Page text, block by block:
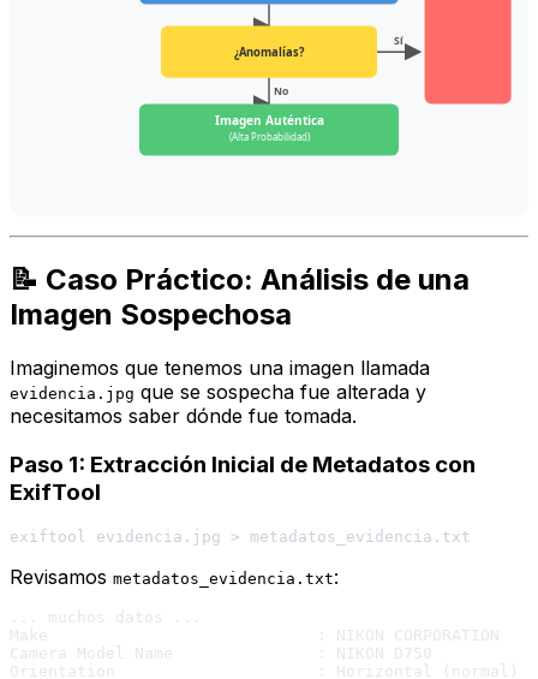
¿Anomalías?
Sí
No
Imagen Auténtica
(Alta Probabilidad)
📝 Caso Práctico: Análisis de una
Imagen Sospechosa
Imaginemos que tenemos una imagen llamada
evidencia.jpg que se sospecha fue alterada y
necesitamos saber dónde fue tomada.
Paso 1: Extracción Inicial de Metadatos con
ExifTool
Revisamos metadatos_evidencia.txt:
... muchos datos ...
Make                            : NIKON CORPORATION
Camera Model Name               : NIKON D750
Orientation                     : Horizontal (normal)